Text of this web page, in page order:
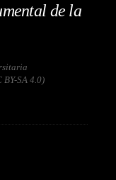
de la
BY-SA 4.0)